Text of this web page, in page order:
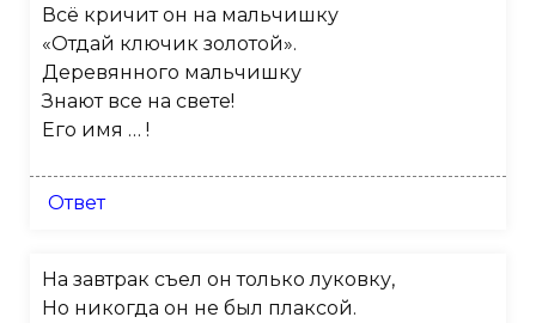
Всё кричит он на мальчишку
«Отдай ключик золотой».
Деревянного мальчишку
Знают все на свете!
Его имя … !
Ответ
На завтрак съел он только луковку,
Но никогда он не был плаксой.